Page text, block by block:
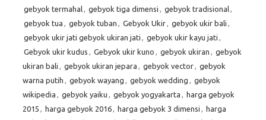
gebyok termahal, gebyok tiga dimensi , gebyok tradisional,
gebyok tua , gebyok tuban , Gebyok Ukir, gebyok ukir bali ,
gebyok ukir jati gebyok ukiran jati , gebyok ukir kayu jati ,
Gebyok ukir kudus , Gebyok ukir kuno , gebyok ukiran , gebyok
ukiran bali , gebyok ukiran jepara , gebyok vector, gebyok
warna putih , gebyok wayang , gebyok wedding , gebyok
wikipedia , gebyok yaiku , gebyok yogyakarta , harga gebyok
2015 , harga gebyok 2016, harga gebyok 3 dimensi , harga